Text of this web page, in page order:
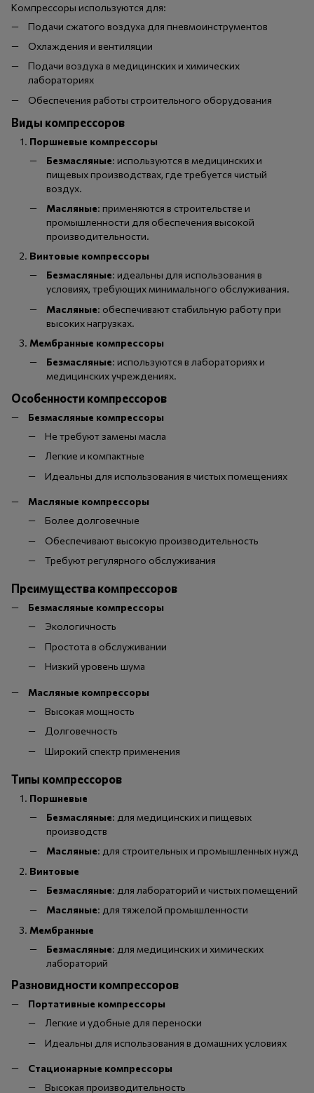
Компрессоры используются для:
Подачи сжатого воздуха для пневмоинструментов
Охлаждения и вентиляции
Подачи воздуха в медицинских и химических
лабораториях
Обеспечения работы строительного оборудования
Виды компрессоров
Поршневые компрессоры
Безмасляные: используются в медицинских и
пищевых производствах, где требуется чистый
воздух.
Масляные: применяются в строительстве и
промышленности для обеспечения высокой
производительности.
Винтовые компрессоры
Безмасляные: идеальны для использования в
условиях, требующих минимального обслуживания.
Масляные: обеспечивают стабильную работу при
высоких нагрузках.
Мембранные компрессоры
Безмасляные: используются в лабораториях и
медицинских учреждениях.
Особенности компрессоров
Безмасляные компрессоры
Не требуют замены масла
Легкие и компактные
Идеальны для использования в чистых помещениях
Масляные компрессоры
Более долговечные
Обеспечивают высокую производительность
Требуют регулярного обслуживания
Преимущества компрессоров
Безмасляные компрессоры
Экологичность
Простота в обслуживании
Низкий уровень шума
Масляные компрессоры
Высокая мощность
Долговечность
Широкий спектр применения
Типы компрессоров
Поршневые
Безмасляные: для медицинских и пищевых
производств
Масляные: для строительных и промышленных нужд
Винтовые
Безмасляные: для лабораторий и чистых помещений
Масляные: для тяжелой промышленности
Мембранные
Безмасляные: для медицинских и химических
лабораторий
Разновидности компрессоров
Портативные компрессоры
Легкие и удобные для переноски
Идеальны для использования в домашних условиях
Стационарные компрессоры
Высокая производительность